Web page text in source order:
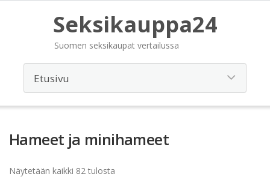
Seksikauppa24
Suomen seksikaupat vertailussa
Hameet ja minihameet
Näytetään kaikki 82 tulosta